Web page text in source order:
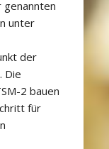
genannten
unter
der
Die
2 bauen
für